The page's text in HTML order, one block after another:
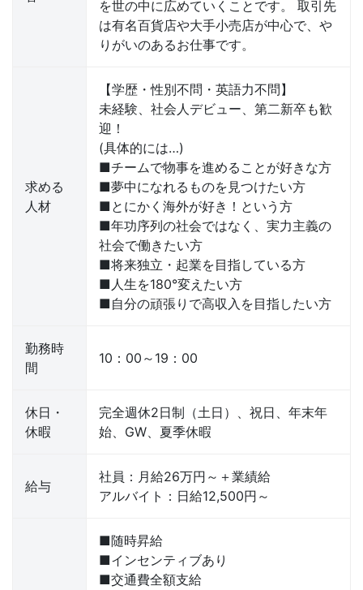
を世の中に広めていくことです。 取引先
は有名百貨店や大手小売店が中心で、や
りがいのあるお仕事です。
求める
人材
【学歴・性別不問・英語力不問】
未経験、社会人デビュー、第二新卒も歓
迎！
(具体的には…)
■チームで物事を進めることが好きな方
■夢中になれるものを見つけたい方
■とにかく海外が好き！という方
■年功序列の社会ではなく、実力主義の
社会で働きたい方
■将来独立・起業を目指している方
■人生を180°変えたい方
■自分の頑張りで高収入を目指したい方
勤務時
間
10：00～19：00
休日・
休暇
完全週休2日制（土日）、祝日、年末年
始、GW、夏季休暇
給与
社員：月給26万円～＋業績給
アルバイト：日給12,500円～
■随時昇給
■インセンティブあり
■交通費全額支給